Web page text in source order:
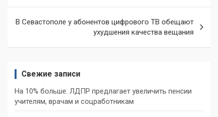
записям
В Севастополе у абонентов цифрового ТВ обещают
ухудшения качества вещания
Свежие записи
На 10% больше: ЛДПР предлагает увеличить пенсии
учителям, врачам и соцработникам